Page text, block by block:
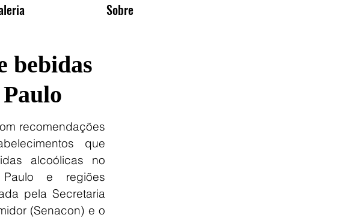
bebidas
recomendações
que
alcoólicas no
e regiões
pela Secretaria
(Senacon) e o
Sobre